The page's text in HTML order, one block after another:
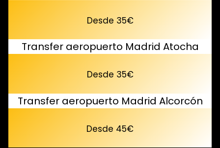
Desde 35€
Transfer aeropuerto Madrid Atocha
Desde 35€
Transfer aeropuerto Madrid Alcorcón
Desde 45€